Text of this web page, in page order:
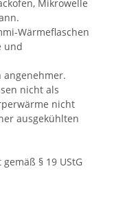
Mikrowelle
Wärmeflaschen
und
angenehmer.
nicht als
nicht
ausgekühlten
§ 19 UStG